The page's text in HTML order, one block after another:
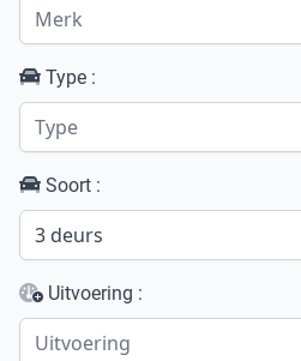
Type :
Soort :
Uitvoering :